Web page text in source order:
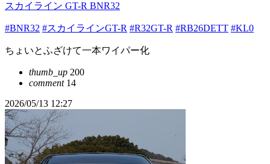
スカイライン GT-R BNR32
#BNR32 #スカイラインGT-R #R32GT-R #RB26DETT #KL0
ちょいとふざけて一本ワイパー化
thumb_up 200
comment14
2026/05/13 12:27